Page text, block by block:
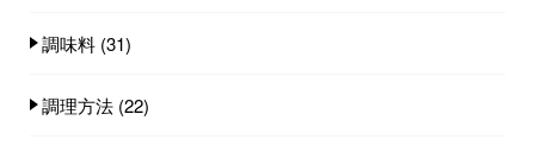
調味料 (31)
調理方法 (22)